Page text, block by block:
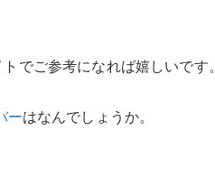
でご参考になれば嬉しいです。
ーはなんでしょうか。